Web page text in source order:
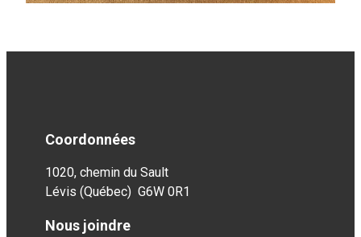
Coordonnées
1020, chemin du Sault
Lévis (Québec) G6W 0R1
Nous joindre